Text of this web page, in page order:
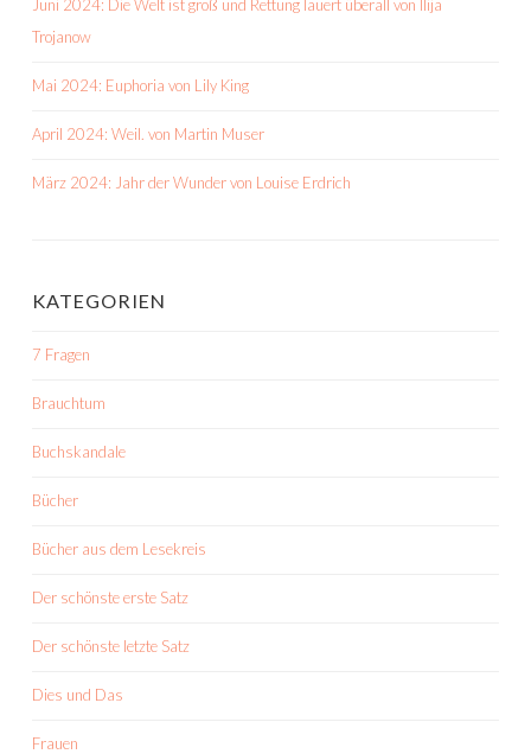
Juni 2024: Die Welt ist groß und Rettung lauert überall von Ilija
Trojanow
Mai 2024: Euphoria von Lily King
April 2024: Weil. von Martin Muser
März 2024: Jahr der Wunder von Louise Erdrich
KATEGORIEN
7 Fragen
Brauchtum
Buchskandale
Bücher
Bücher aus dem Lesekreis
Der schönste erste Satz
Der schönste letzte Satz
Dies und Das
Frauen